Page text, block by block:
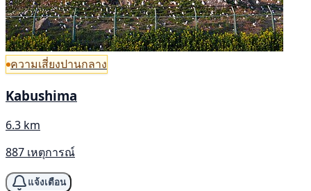
ความเสี่ยงปานกลาง
Kabushima
6.3 km
887 เหตุการณ์
แจ้งเตือน